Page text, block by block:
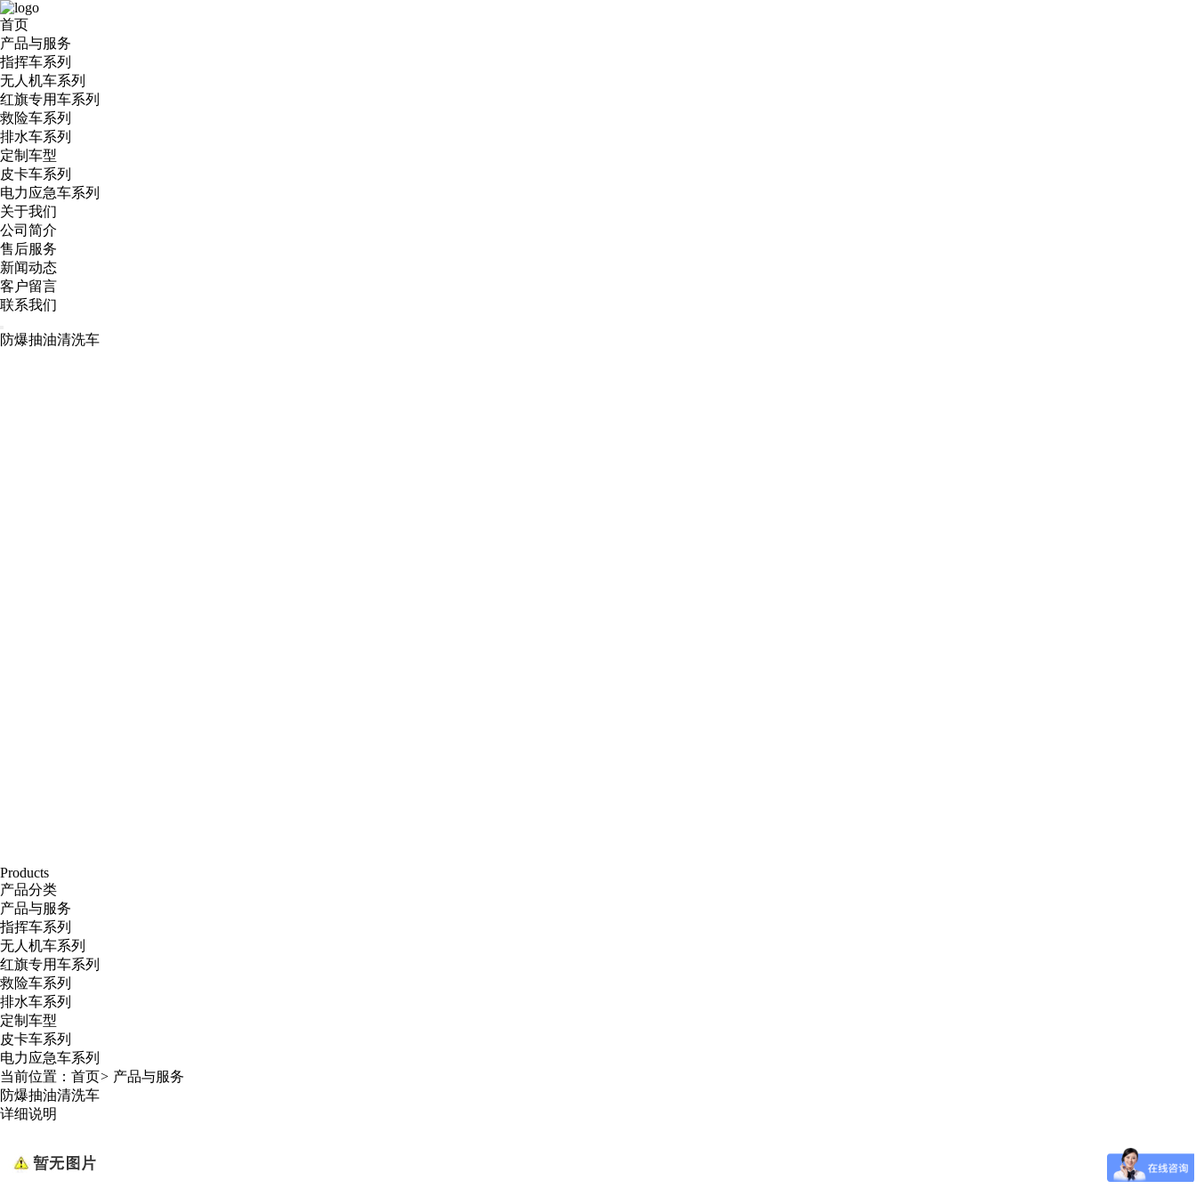
首页
产品与服务
指挥车系列
无人机车系列
红旗专用车系列
救险车系列
排水车系列
定制车型
皮卡车系列
电力应急车系列
关于我们
公司简介
售后服务
新闻动态
客户留言
联系我们
防爆抽油清洗车
Products
产品分类
产品与服务
指挥车系列
无人机车系列
红旗专用车系列
救险车系列
排水车系列
定制车型
皮卡车系列
电力应急车系列
当前位置： 首页> 产品与服务
防爆抽油清洗车
详细说明